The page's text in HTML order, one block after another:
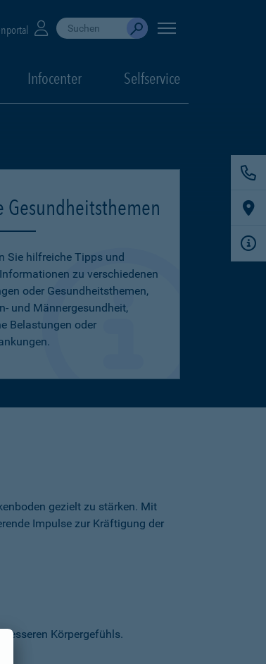
Suche durchführen
When autocomplete results are available, use
Absenden
Infocenter Selfservice
Gesundheitsthemen
Sie hilfreiche Tipps und
zu verschiedenen
oder Gesundheitsthemen,
und Männergesundheit,
Belastungen oder
gezielt zu stärken. Mit
Impulse zur Kräftigung der
Körpergefühls.